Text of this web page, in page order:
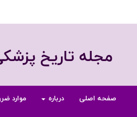
مجله تاریخ
صفحه اصلی درباره موارد